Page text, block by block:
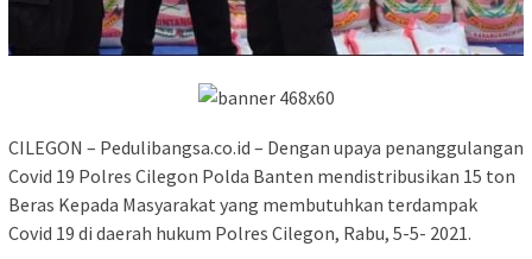
CILEGON – Pedulibangsa.co.id – Dengan upaya penanggulangan
Covid 19 Polres Cilegon Polda Banten mendistribusikan 15 ton
Beras Kepada Masyarakat yang membutuhkan terdampak
Covid 19 di daerah hukum Polres Cilegon, Rabu, 5-5- 2021.